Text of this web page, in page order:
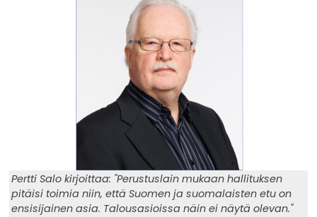
Pertti Salo kirjoittaa: "Perustuslain mukaan hallituksen
pitäisi toimia niin, että Suomen ja suomalaisten etu on
ensisijainen asia. Talousasioissa näin ei näytä olevan."